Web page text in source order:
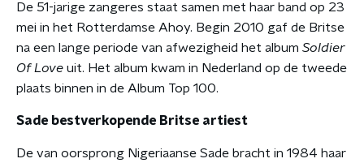
De 51-jarige zangeres staat samen met haar band op 23
mei in het Rotterdamse Ahoy. Begin 2010 gaf de Britse
na een lange periode van afwezigheid het album Soldier
Of Love uit. Het album kwam in Nederland op de tweede
plaats binnen in de Album Top 100.
Sade bestverkopende Britse artiest
De van oorsprong Nigeriaanse Sade bracht in 1984 haar